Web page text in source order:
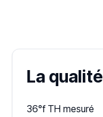
La
36°f TH mesuré